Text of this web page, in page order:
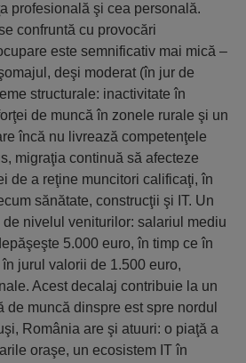
profesională şi cea personală.
confruntă cu provocări
este semnificativ mai mică –
deşi moderat (în jur de
structurale: inactivitate în
de muncă în zonele rurale şi un
încă nu livrează competenţele
migraţia continuă să afecteze
de a reţine muncitori calificaţi, în
sănătate, construcţii şi IT. Un
nivelul veniturilor: salariul mediu
5.000 euro, în timp ce în
jurul valorii de 1.500 euro,
Acest decalaj contribuie la un
de muncă dinspre est spre nordul
România are şi atuuri: o piaţă a
oraşe, un ecosistem IT în